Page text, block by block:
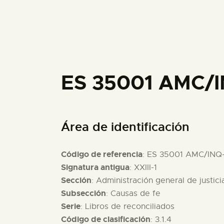
ES 35001
Área de identificación
Código de referencia: ES 35001 AMC/
Signatura antigua: XXIII-1
Sección: Administración general de
Subsección: Causas de fe
Serie: Libros de reconciliados
Código de clasificación: 3.1.4